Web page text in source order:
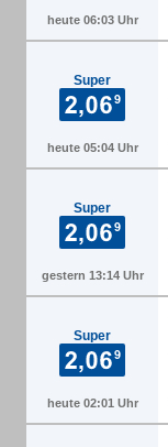
heute 06:03 Uhr
Super
heute 05:04 Uhr
Super
gestern 13:14 Uhr
Super
heute 02:01 Uhr